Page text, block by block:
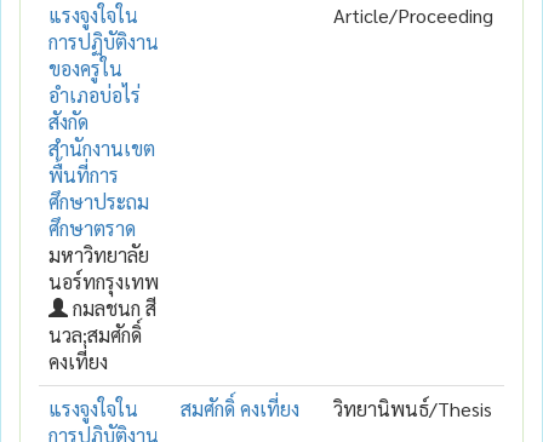
แรงจูงใจใน
การปฏิบัติงาน
ของครูใน
อำเภอบ่อไร่
สังกัด
สำนักงานเขต
พื้นที่การ
ศึกษาประถม
ศึกษาตราด
มหาวิทยาลัย
นอร์ทกรุงเทพ
กมลชนก สี
นวล;สมศักดิ์
คงเที่ยง
Article/Proceeding
แรงจูงใจใน
การปฏิบัติงาน
สมศักดิ์ คงเที่ยง วิทยานิพนธ์/Thesis